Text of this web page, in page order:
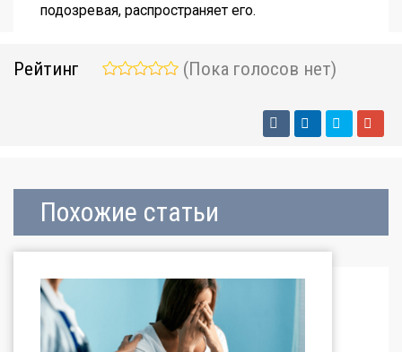
подозревая, распространяет его.
Рейтинг (Пока голосов нет)
Похожие статьи